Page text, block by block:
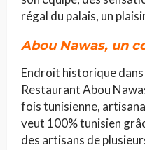
régal du palais, un
Abou Nawas, un
Endroit historique
Restaurant Abou
fois tunisienne,
veut 100% tunisien
des artisans de